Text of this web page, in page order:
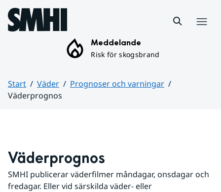
Hoppa till sidans innehåll
Meddelande
Risk för skogsbrand
Start Väder
Prognoser och varningar
Väderprognos
Väderprognos
SMHI publicerar väderfilmer måndagar, onsdagar och
fredagar. Eller vid särskilda väder- eller